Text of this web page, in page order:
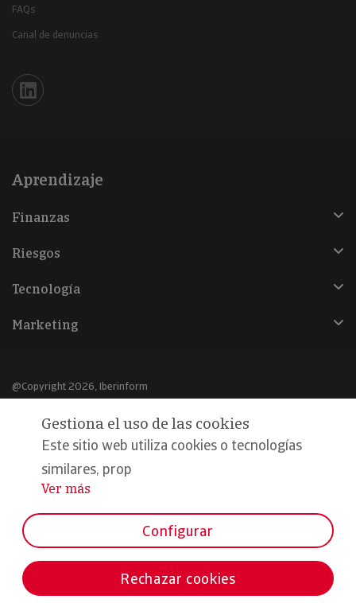
FAQs
Canal de denuncias
Iberinform en Linkedin
Aprendizaje
Finanzas
Riesgos
Tecnología
Marketing
@Copyright 2026, Iberinform
Aviso legal
Política de cookies
Declaración de privacidad
Formamos parte de:
Gestiona el uso de las cookies
Este sitio web utiliza cookies o tecnologías
similares, prop
...
Ver más
Configurar
Rechazar cookies